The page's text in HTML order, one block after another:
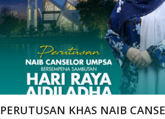
PERUTUSAN KHAS NAIB